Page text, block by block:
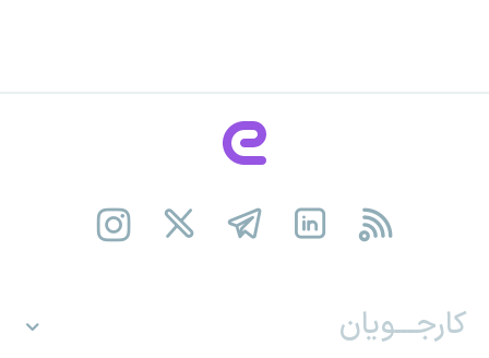
کارجـــویان